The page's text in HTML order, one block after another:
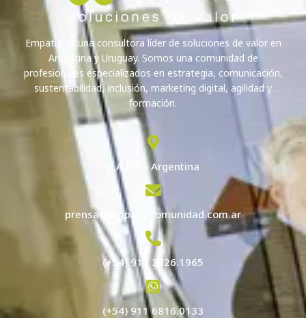
Empatía es una consultora líder de soluciones de valor en
Argentina y Uruguay. Somos una comunidad de
profesionales especializados en estrategia, comunicación,
sustentabilidad, inclusión, marketing digital, agilidad y
formación.
C.A.B.A - Argentina
prensa@empatiacomunidad.com.ar
(+54) 911 3826.1965
(+54) 911 6816.0133